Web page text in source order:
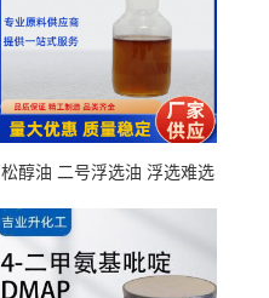
松醇油 二号浮选油 浮选难选